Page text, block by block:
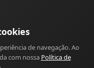
Privacidade
de Monetização
UsoSiteSitemap
de navegação. Ao
com nossa Política de